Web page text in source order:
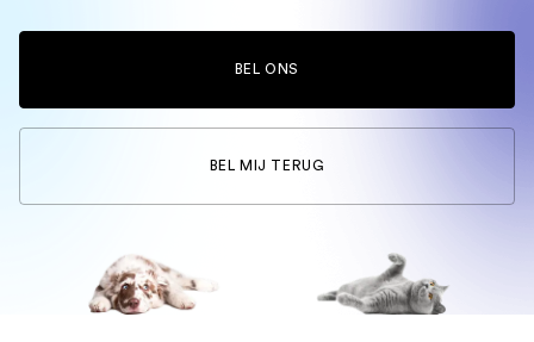
BEL ONS
BEL MIJ TERUG